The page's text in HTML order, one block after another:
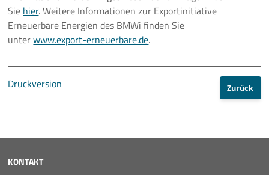
Sie hier. Weitere Informationen zur Exportinitiative
Erneuerbare Energien des BMWi finden Sie
unterwww.export-erneuerbare.de.
Druckversion Zurück
KONTAKT